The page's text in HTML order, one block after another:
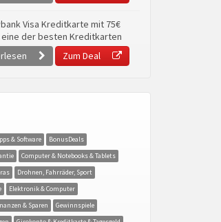
Visa Kreditkarte mit 75€
eine der besten Kreditkarten
Zum Deal
& Software
BonusDeals
Computer & Notebooks & Tablets
Drohnen, Fahrräder, Sport
Elektronik & Computer
& Sparen
Gewinnspiele